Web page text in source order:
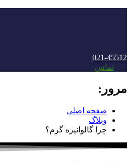
021-45512
تماس
مرور:
صفحه اصلی
وبلاگ
چرا گالوانیزه گرم؟